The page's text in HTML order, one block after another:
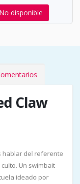
No disponible
Claw
hablar del referente
Un swimbait
ideado por